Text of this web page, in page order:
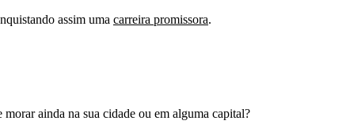
assim uma carreira promissora.
ainda na sua cidade ou em alguma capital?